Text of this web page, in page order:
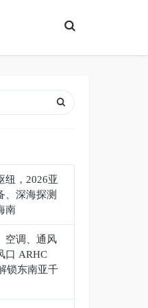
T
o
g
e
a
r
纽，2026亚
、深海探测
南
空调、通风
口 ARHC
锁东南亚千